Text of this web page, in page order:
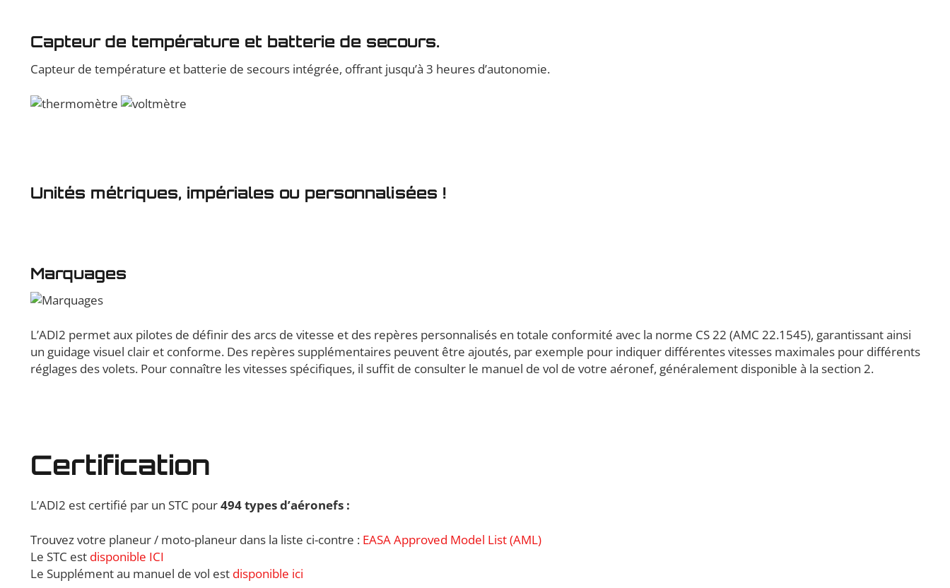
Capteur de température et batterie de secours.
Capteur de température et batterie de secours intégrée, offrant jusqu’à 3 heures d’autonomie.
Unités métriques, impériales ou personnalisées !
Marquages
L’ADI2 permet aux pilotes de définir des arcs de vitesse et des repères personnalisés en totale conformité avec la norme CS 22 (AMC 22.1545), garantissant ainsi
un guidage visuel clair et conforme. Des repères supplémentaires peuvent être ajoutés, par exemple pour indiquer différentes vitesses maximales pour différents
réglages des volets. Pour connaître les vitesses spécifiques, il suffit de consulter le manuel de vol de votre aéronef, généralement disponible à la section 2.
Certification
L’ADI2 est certifié par un STC pour494 types d’aéronefs :
Trouvez votre planeur / moto-planeur dans la liste ci-contre : EASA Approved Model List (AML)
Le STC est disponible ICI
Le Supplément au manuel de vol est disponible ici